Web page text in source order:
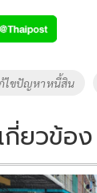
tt
er
p
y
Li
k
ไขปัญหาหนี้สิน
กี่ยวข้อง